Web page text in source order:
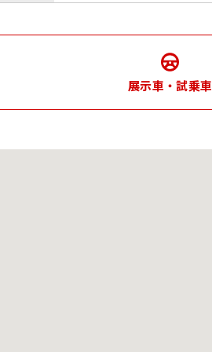
展示車・試乗車